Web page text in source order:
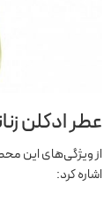
عطر ادکلن
از ویژگی‌های این
اشاره کرد: